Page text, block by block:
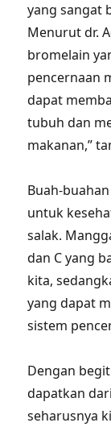
yang sangat
Menurut dr.
bromelain
pencernaan
dapat
tubuh dan
makanan,”
Buah-
untuk
salak.
dan C yang
kita,
yang dapat
sistem
Dengan
dapatkan
seharusnya